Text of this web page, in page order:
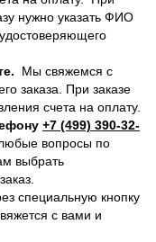
нужно указать ФИО
Мы свяжемся с
заказа. При заказе
счета на оплату.
+7 (499) 390-32-
вопросы по
выбрать
специальную кнопку
с вами и